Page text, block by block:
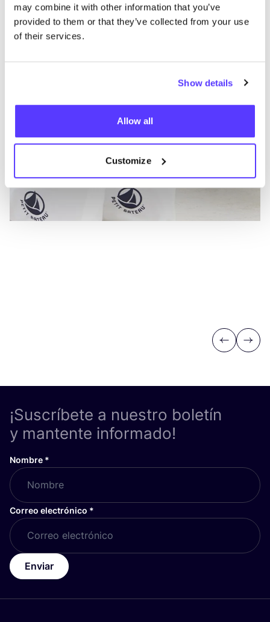
may combine it with other information that you’ve
provided to them or that they’ve collected from your use
of their services.
Show details
Allow all
Customize
Petit Bateau
Ropa
Previous
Next
¡Suscríbete a nuestro boletín
y mantente informado!
Nombre *
Correo electrónico *
Enviar